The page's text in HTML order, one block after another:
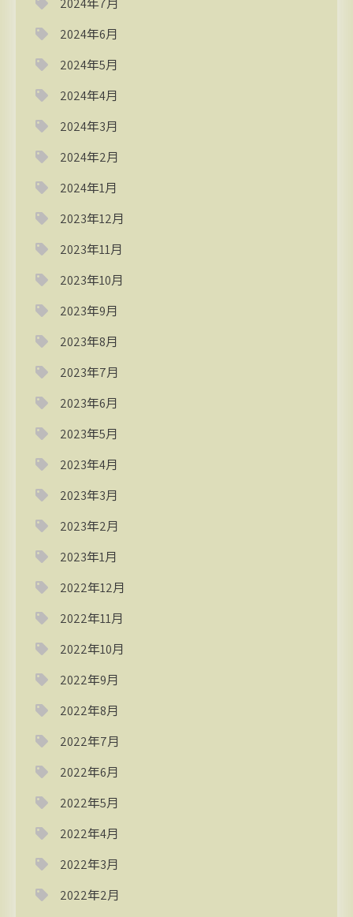
2024年7月
2024年6月
2024年5月
2024年4月
2024年3月
2024年2月
2024年1月
2023年12月
2023年11月
2023年10月
2023年9月
2023年8月
2023年7月
2023年6月
2023年5月
2023年4月
2023年3月
2023年2月
2023年1月
2022年12月
2022年11月
2022年10月
2022年9月
2022年8月
2022年7月
2022年6月
2022年5月
2022年4月
2022年3月
2022年2月